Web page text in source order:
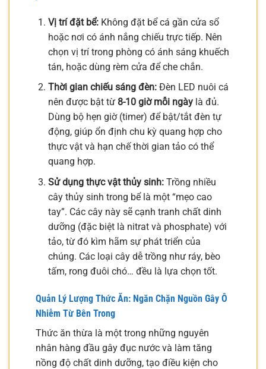
Vị trí đặt bể:Không đặt bể cá gần cửa sổ
hoặc nơi có ánh nắng chiếu trực tiếp. Nên
chọn vị trí trong phòng có ánh sáng khuếch
tán, hoặc dùng rèm cửa để che chắn.
Thời gian chiếu sáng đèn:Đèn LED nuôi cá
nên được bật từ 8-10 giờ mỗi ngàylà đủ.
Dùng bộ hẹn giờ (timer) để bật/tắt đèn tự
động, giúp ổn định chu kỳ quang hợp cho
thực vật và hạn chế thời gian tảo có thể
quang hợp.
Sử dụng thực vật thủy sinh:Trồng nhiều
cây thủy sinh trong bể là một “mẹo cao
tay”. Các cây này sẽ cạnh tranh chất dinh
dưỡng (đặc biệt là nitrat và phosphate) với
tảo, từ đó kìm hãm sự phát triển của
chúng. Các loại cây dễ trồng như ráy, bèo
tấm, rong đuôi chó… đều là lựa chọn tốt.
Quản Lý Lượng Thức Ăn: Ngăn Chặn Nguồn Gây Ô
Nhiễm Từ Bên Trong
Thức ăn thừa là một trong những nguyên
nhân hàng đầu gây đục nước và làm tăng
nồng độ chất dinh dưỡng, tạo điều kiện cho